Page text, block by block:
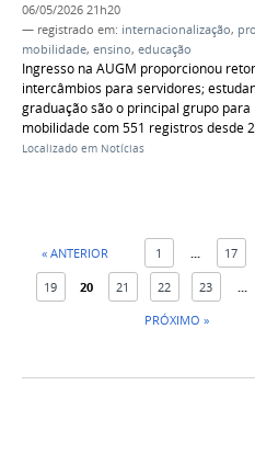
06/05/2026 21h20
— registrado em: internacionalização,
mobilidade, ensino, educação
Ingresso na AUGM proporcionou
intercâmbios para servidores;
graduação são o principal grupo para
mobilidade com 551 registros desde
Localizado em Notícias
« ANTERIOR 1 17
19 20 21 22 23
PRÓXIMO »